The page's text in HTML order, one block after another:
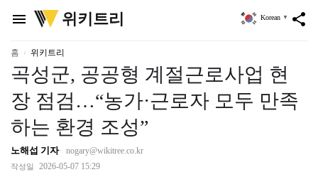
menu
위
키
리
위키트리 share
Korean ▼
홈 위키트리
곡성군, 공공형 계절근로사업 현
장 점검…“농가·근로자 모두 만족
하는 환경 조성”
노해섭 기자 nogary@wikitree.co.kr
작성일 2026-05-07 15:29